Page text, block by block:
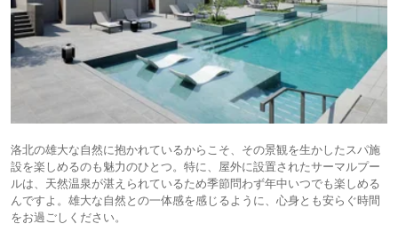
洛北の雄大な自然に抱かれているからこそ、その景観を生かしたスパ施
設を楽しめるのも魅力のひとつ。特に、屋外に設置されたサーマルプー
ルは、天然温泉が湛えられているため季節問わず年中いつでも楽しめる
んですよ。雄大な自然との一体感を感じるように、心身とも安らぐ時間
をお過ごしください。